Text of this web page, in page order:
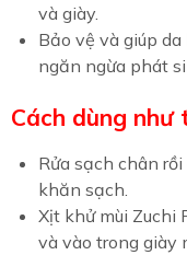
và giày.
Bảo vệ và giúp
ngăn ngừa phát
Cách dùng như
Rửa sạch chân
khăn sạch.
Xịt khử mùi Zuchi
và vào trong giày